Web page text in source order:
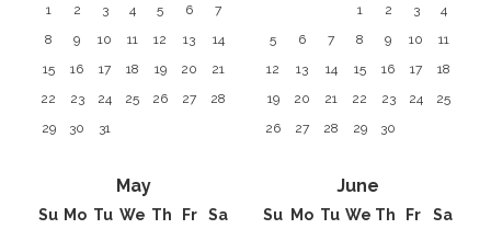
1 2 3 4 5 6
7
8
9 10 11 12 13
14
15
16 17 18 19 20
21
22
23 24 25 26 27
28
29
30 31
1 2 3
4
5
6 7 8 9 10
11
12
13 14 15 16 17
18
19
20 21 22 23 24
25
26
27 28 29 30
May
Su Mo Tu We Th Fr Sa
June
Su Mo Tu We Th Fr Sa